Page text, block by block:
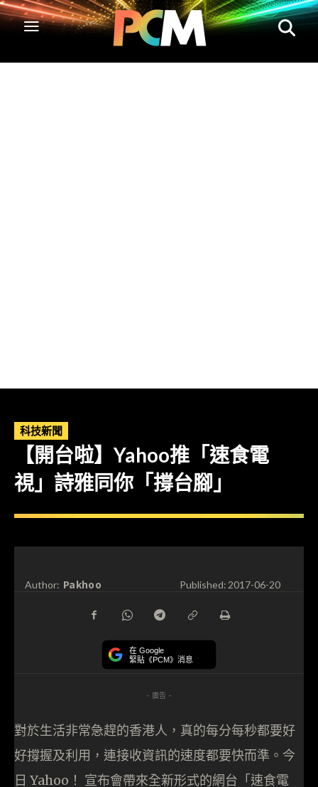
科技新聞
【開台啦】Yahoo推「速食電
視」詩雅同你「撐台腳」
Author: Pakhoo Published:2017-06-20
在 Google
緊貼《PCM》消息
- 廣告 -
對於生活非常急趕的香港人，真的每分每秒都要好
好撐握及利用，連接收資訊的速度都要快而準。今
日 Yahoo！ 宣布會帶來全新形式的網台「速食電